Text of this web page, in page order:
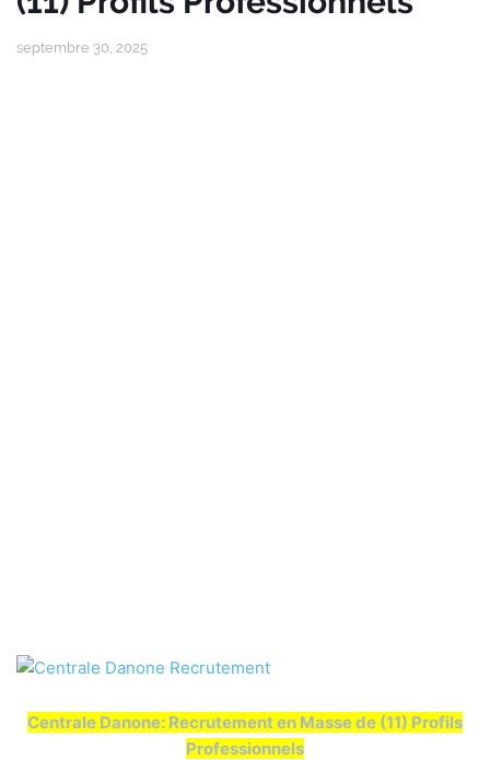
septembre 30, 2025
Centrale Danone: Recrutement en Masse de (11) Profils
Professionnels